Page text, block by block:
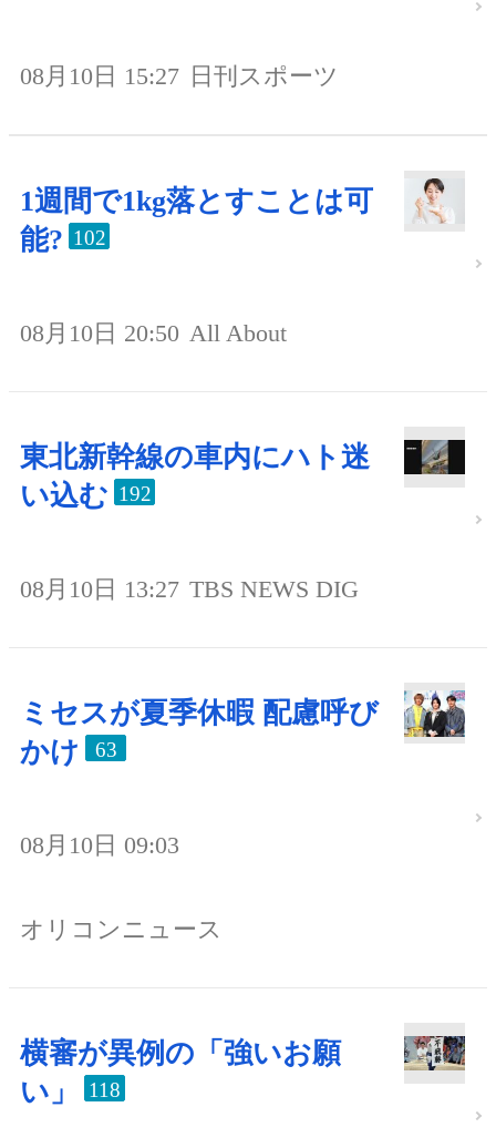
08月10日 15:27 日刊スポーツ
1週間で1kg落とすことは可
能? 102
08月10日 20:50 All About
東北新幹線の車内にハト迷
い込む 192
08月10日 13:27 TBS NEWS DIG
ミセスが夏季休暇 配慮呼び
かけ
63
08月10日 09:03
オリコンニュース
横審が異例の「強いお願
い」
118